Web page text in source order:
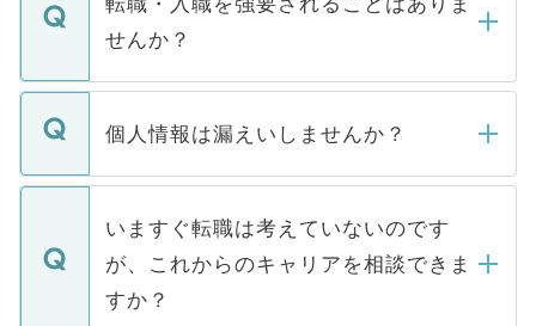
けない「非公開求人」です。非公開求人は
下記の理由によって、一般には公開してい
ません。
■応募殺到を避けるため 人気のある医療機
関を公にしてしまうと、応募が殺到する場
に、医療機関が求める条件に合った人材の
みを人材紹介会社に依頼するケースが増え
ています。
せんか？
転職・入職を強要することは一切ありませ
ん。また、仮に応募先から内定をいただい
定を承諾する必要はありません。内定先へ
の辞退の連絡はキャリアパートナーが行い
個人情報は漏えいしませんか？
個人情報が漏えいすることはありませんの
で、ご安心ください。当サイトからの登録
などで収集したご登録者様の個人情報は、
ご本人のキャリアアップおよび転職活動の
支援を目的に使用いたします。お預かりし
いますぐ転職は考えていないのです
が、これからのキャリアを相談できま
すか？